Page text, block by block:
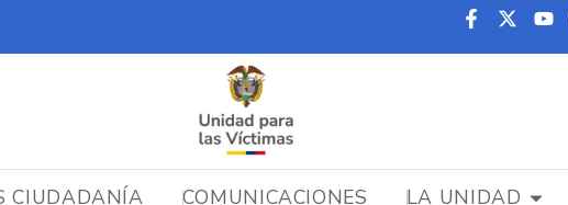
CIUDADANÍA COMUNICACIONES LA UNIDAD